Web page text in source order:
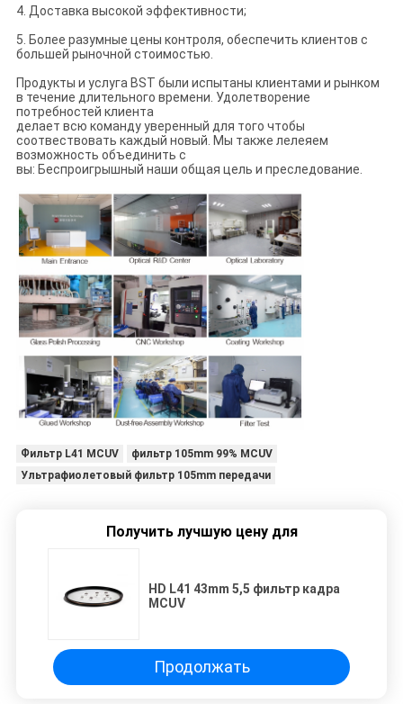
4. Доставка высокой эффективности;
5. Более разумные цены контроля, обеспечить клиентов с
большей рыночной стоимостью.
Продукты и услуга BST были испытаны клиентами и рынком
в течение длительного времени. Удолетворение
потребностей клиента
делает всю команду уверенный для того чтобы
соотвествовать каждый новый. Мы также лелеяем
возможность объединить с
вы: Беспроигрышный наши общая цель и преследование.
Фильтр L41 MCUV
фильтр 105mm 99% MCUV
Ультрафиолетовый фильтр 105mm передачи
Получить лучшую цену для
HD L41 43mm 5,5 фильтр кадра
MCUV
Продолжать